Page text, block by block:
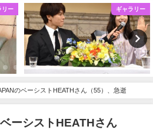
リー ギャラリー
のベーシストHEATHさん（55）、急逝
ーシストHEATHさん